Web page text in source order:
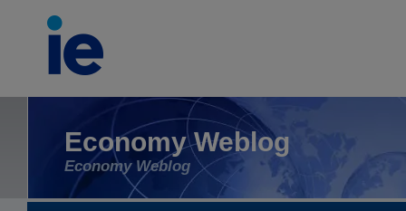
Economy Weblog
Economy Weblog